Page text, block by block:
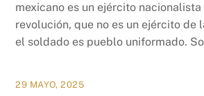
mexicano es un ejército
revolución, que no es un ejército de
el soldado es pueblo uniformado.
29 MAYO, 2025